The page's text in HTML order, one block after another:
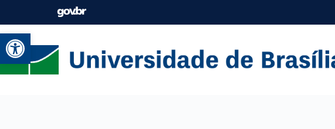
Abrir a barra de ferramentas